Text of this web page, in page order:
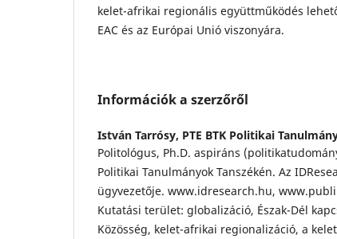
kelet-afrikai regionális együttműködés
EAC és az Európai Unió viszonyára.
Információk a szerzőről
István Tarrósy, PTE BTK Politikai
Politológus, Ph.D. aspiráns
Politikai Tanulmányok Tanszékén. Az
ügyvezetője. www.idresearch.hu,
Kutatási terület: globalizáció, Észak-Dél
Közösség, kelet-afrikai regionalizáció, a